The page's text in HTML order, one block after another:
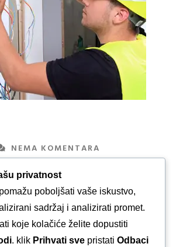
NEMA KOMENTARA
privatnost
poboljšati vaše iskustvo,
sadržaj i analizirati promet.
koje kolačiće želite dopustiti
. klik Prihvati sve pristati Odbaci